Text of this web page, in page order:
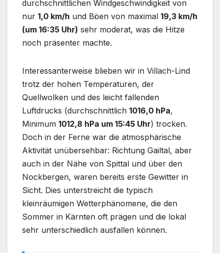
durchschnittlichen Windgeschwindigkeit von
nur 1,0 km/h und Böen von maximal 19,3 km/h
(um 16:35 Uhr) sehr moderat, was die Hitze
noch präsenter machte.
Interessanterweise blieben wir in Villach-Lind
trotz der hohen Temperaturen, der
Quellwolken und des leicht fallenden
Luftdrucks (durchschnittlich 1016,0 hPa,
Minimum 1012,8 hPa um 15:45 Uhr) trocken.
Doch in der Ferne war die atmosphärische
Aktivität unübersehbar: Richtung Gailtal, aber
auch in der Nähe von Spittal und über den
Nockbergen, waren bereits erste Gewitter in
Sicht. Dies unterstreicht die typisch
kleinräumigen Wetterphänomene, die den
Sommer in Kärnten oft prägen und die lokal
sehr unterschiedlich ausfallen können.